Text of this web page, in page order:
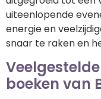
uiteenlopende
energie en
snaar te raken en
boeken van